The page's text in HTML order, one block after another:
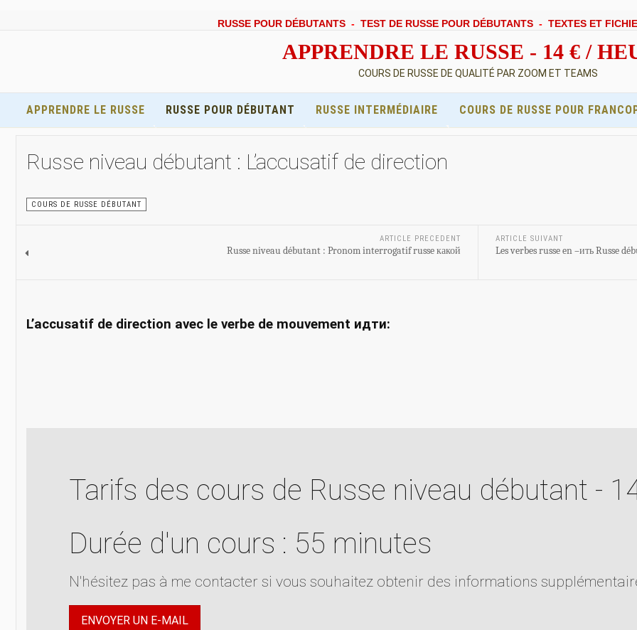
RUSSE POUR DÉBUTANTS - TEST DE RUSSE POUR DÉBUTANTS - TEXTES ET
APPRENDRE LE RUSSE - 14 € /
COURS DE RUSSE DE QUALITÉ PAR ZOOM ET TEAMS
APPRENDRE LE RUSSE RUSSE POUR DÉBUTANT RUSSE INTERMÉDIAIRE COURS DE RUSSE POUR
Russe niveau débutant : L’accusatif de direction
COURS DE RUSSE DÉBUTANT
ARTICLE PRECEDENT
Russe niveau débutant : Pronom interrogatif russe какой
ARTICLE SUIVANT
Les verbes russe en –ить Russe
L’accusatif de direction avec le verbe de mouvement идти:
Tarifs des cours de Russe niveau débutant -
Durée d'un cours : 55 minutes
N'hésitez pas à me contacter si vous souhaitez obtenir des informations
ENVOYER UN E-MAIL